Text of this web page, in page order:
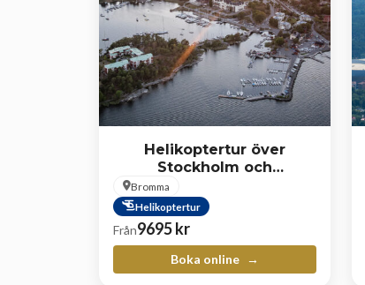
Helikoptertur över
Stockholm och
Bromma
Helikoptertur
Från9695kr
Boka online